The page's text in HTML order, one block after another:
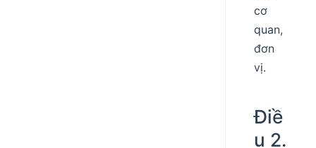
cơ
quan,
đơn
vị.
Điề
u 2.